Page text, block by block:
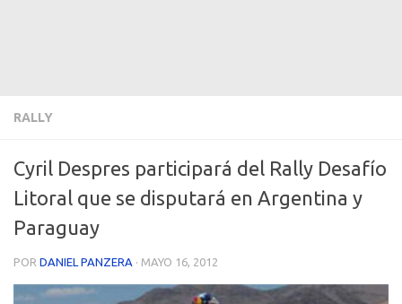
RALLY
Cyril Despres participará del Rally Desafío
Litoral que se disputará en Argentina y
Paraguay
POR DANIEL PANZERA · MAYO 16, 2012